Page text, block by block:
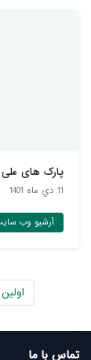
پارک های
11 دي ماه 1401
آرشیو وب
اولین
تماس با ما